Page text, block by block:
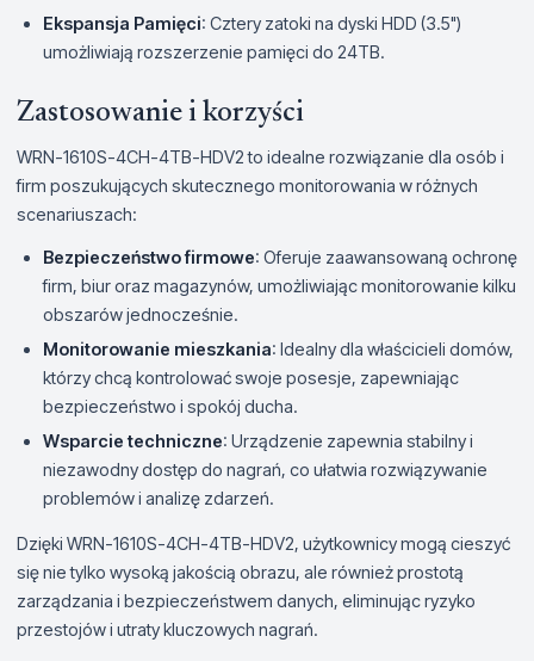
Ekspansja Pamięci: Cztery zatoki na dyski HDD (3.5")
umożliwiają rozszerzenie pamięci do 24TB.
Zastosowanie i korzyści
WRN-1610S-4CH-4TB-HDV2 to idealne rozwiązanie dla osób i
firm poszukujących skutecznego monitorowania w różnych
scenariuszach:
Bezpieczeństwo firmowe: Oferuje zaawansowaną ochronę
firm, biur oraz magazynów, umożliwiając monitorowanie kilku
obszarów jednocześnie.
Monitorowanie mieszkania: Idealny dla właścicieli domów,
którzy chcą kontrolować swoje posesje, zapewniając
bezpieczeństwo i spokój ducha.
Wsparcie techniczne: Urządzenie zapewnia stabilny i
niezawodny dostęp do nagrań, co ułatwia rozwiązywanie
problemów i analizę zdarzeń.
Dzięki WRN-1610S-4CH-4TB-HDV2, użytkownicy mogą cieszyć
się nie tylko wysoką jakością obrazu, ale również prostotą
zarządzania i bezpieczeństwem danych, eliminując ryzyko
przestojów i utraty kluczowych nagrań.